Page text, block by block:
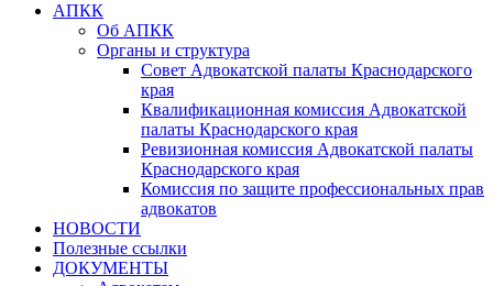
АПКК
Об АПКК
Органы и структура
Совет Адвокатской палаты Краснодарского
края
Квалификационная комиссия Адвокатской
палаты Краснодарского края
Ревизионная комиссия Адвокатской палаты
Краснодарского края
Комиссия по защите профессиональных прав
адвокатов
НОВОСТИ
Полезные ссылки
ДОКУМЕНТЫ